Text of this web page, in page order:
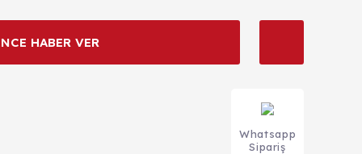
HABER VER
Whatsapp
Sipariş